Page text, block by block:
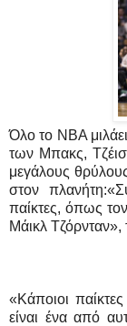
Όλο το ΝΒΑ
των Μπακς,
μεγάλους
στον
παίκτες, όπως
Μάικλ Τζόρνταν»,
«Κάποιοι
είναι ένα από